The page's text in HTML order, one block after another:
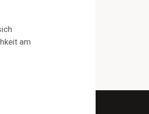
am